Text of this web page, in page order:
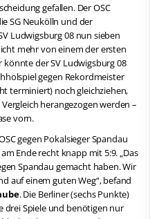
gefallen. Der OSC
SG Neukölln und der
Ludwigsburg 08 nun sieben
mehr von einem der ersten
der SV Ludwigsburg 08
gegen Rekordmeister
terminiert) noch gleichziehen,
herangezogen werden –
vorn.
gegen Pokalsieger Spandau
Ende recht knapp mit 5:9. „Das
Spandau gemacht haben. Wir
auf einem guten Weg“, befand
. Die Berliner (sechs Punkte)
drei Spiele und benötigen nur